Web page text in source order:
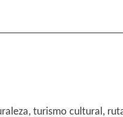
turismo cultural,